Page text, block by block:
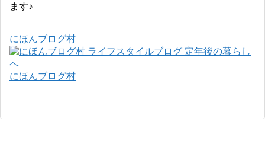
ます♪
にほんブログ村
にほんブログ村